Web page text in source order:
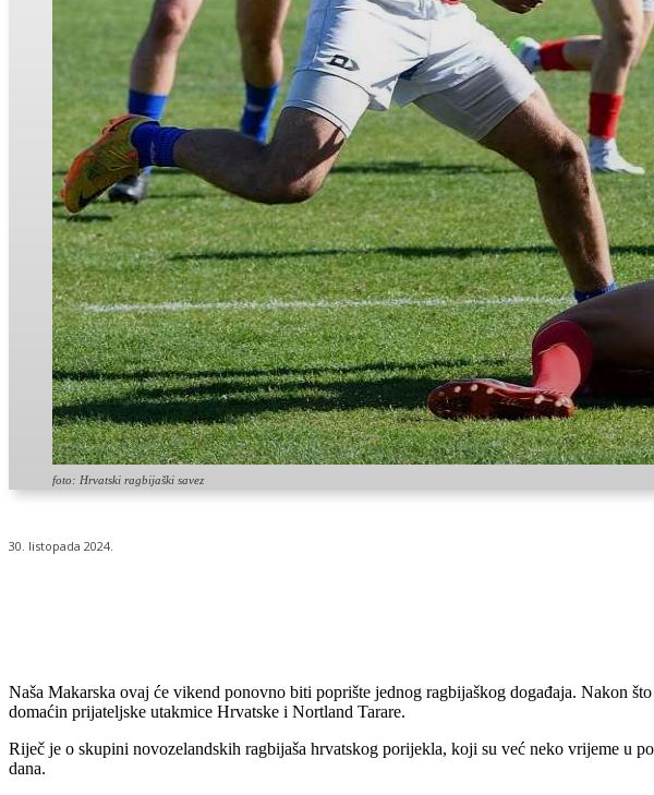
foto: Hrvatski ragbijaški savez
30. listopada 2024.
Naša Makarska ovaj će vikend ponovno biti poprište jednog ragbijaškog događaja. Nakon
domaćin prijateljske utakmice Hrvatske i Nortland Tarare.
Riječ je o skupini novozelandskih ragbijaša hrvatskog porijekla, koji su već neko vrijeme u
dana.